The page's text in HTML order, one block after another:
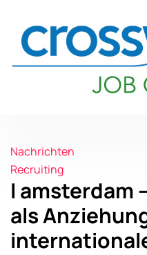
Nachrichten
Recruiting
I amsterdam
als